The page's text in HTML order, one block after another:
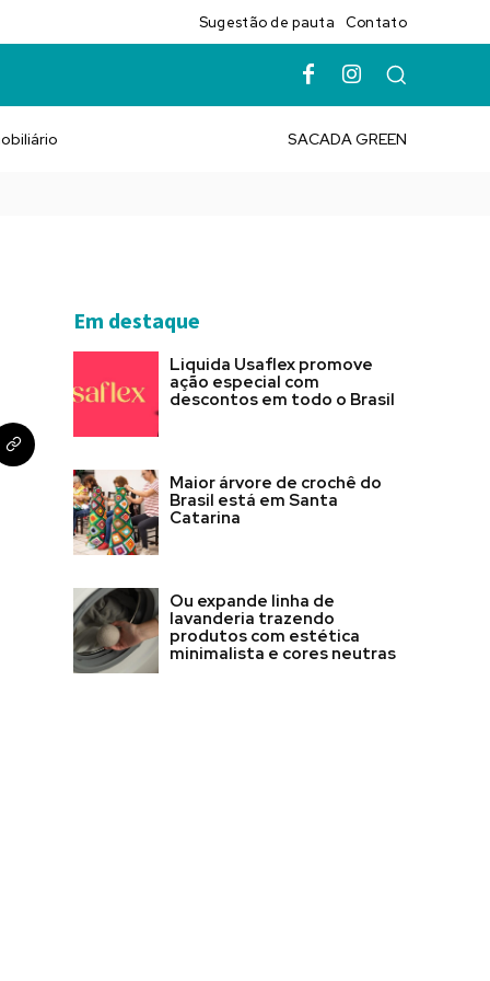
Sugestão de pauta Contato
SACADA GREEN
Em destaque
Liquida Usaflex promove
ação especial com
descontos em todo o Brasil
Maior árvore de crochê do
Brasil está em Santa
Catarina
Ou expande linha de
lavanderia trazendo
produtos com estética
minimalista e cores neutras